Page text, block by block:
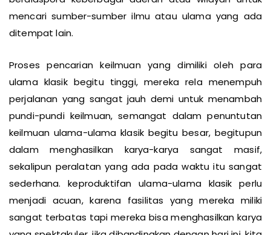
berdiaspora keberbagai daerah atau wilayah untuk
mencari sumber-sumber ilmu atau ulama yang ada
Proses pencarian keilmuan yang dimiliki oleh para
ulama klasik begitu tinggi, mereka rela menempuh
perjalanan yang sangat jauh demi untuk menambah
pundi-pundi keilmuan, semangat dalam penuntutan
keilmuan ulama-ulama klasik begitu besar, begitupun
dalam menghasilkan karya-karya sangat masif,
sekalipun peralatan yang ada pada waktu itu sangat
sederhana. keproduktifan ulama-ulama klasik perlu
menjadi acuan, karena fasilitas yang mereka miliki
sangat terbatas tapi mereka bisa menghasilkan karya